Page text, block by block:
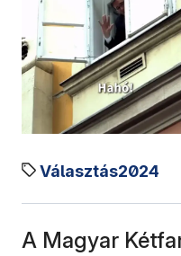
Választás2024
A Magyar